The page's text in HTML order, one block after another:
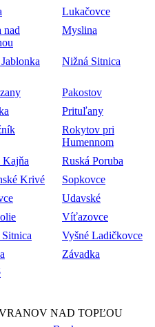
Lukačovce
nad
Myslina
Nižná Sitnica
Pakostov
Prituľany
Rokytov pri
Humennom
Kajňa
Ruská Poruba
Krivé
Sopkovce
Udavské
Víťazovce
Vyšné Ladičkovce
Závadka
VRANOV NAD TOPĽOU